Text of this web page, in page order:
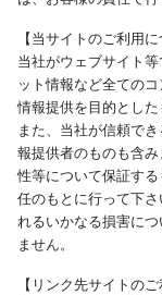
【当サイトのご利用に
当社がウェブサイト
ット情報など全ての
情報提供を目的とした
また、当社が信頼で
報提供者のものも含
性等について保証す
任のもとに行って下
れるいかなる損害に
ません。
【リンク先サイトの